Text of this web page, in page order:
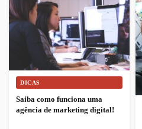
DICAS
Saiba como funciona uma
agência de marketing digital!